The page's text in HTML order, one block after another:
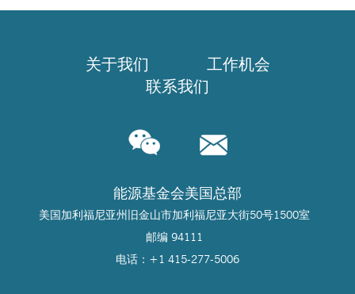
关于我们
工作机会
联系我们
能源基金会美国总部
美国加利福尼亚州旧金山市加利福尼亚大街50号1500室
邮编 94111
电话：+1 415-277-5006